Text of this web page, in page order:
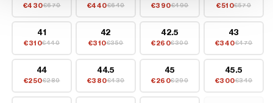
€430€670 €440€640 €390€490 €510€570
41
€310€440
42
€310€350
42.5
€260€300
43
€340€470
44
€250€280
44.5
€380€430
45
€260€290
45.5
€300€340